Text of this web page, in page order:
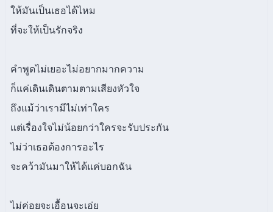
ให้มันเป็นเธอได้ไหม
ที่จะให้เป็นรักจริง
คำพูดไม่เยอะไม่อยากมากความ
ก็แค่เดินเดินตามตามเสียงหัวใจ
ถึงแม้ว่าเรามีไม่เท่าใคร
แต่เรื่องใจไม่น้อยกว่าใครจะรับประกัน
ไม่ว่าเธอต้องการอะไร
จะคว้ามันมาให้ได้แค่บอกฉัน
ไม่ค่อยจะเอื้อนจะเอ่ย